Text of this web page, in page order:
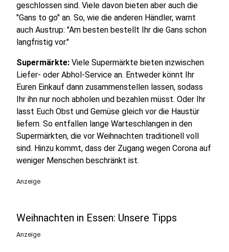
geschlossen sind. Viele davon bieten aber auch die
"Gans to go" an. So, wie die anderen Händler, warnt
auch Austrup: "Am besten bestellt Ihr die Gans schon
langfristig vor."
Supermärkte: Viele Supermärkte bieten inzwischen
Liefer- oder Abhol-Service an. Entweder könnt Ihr
Euren Einkauf dann zusammenstellen lassen, sodass
Ihr ihn nur noch abholen und bezahlen müsst. Oder Ihr
lasst Euch Obst und Gemüse gleich vor die Haustür
liefern. So entfallen lange Warteschlangen in den
Supermärkten, die vor Weihnachten traditionell voll
sind. Hinzu kommt, dass der Zugang wegen Corona auf
weniger Menschen beschränkt ist.
Anzeige
Weihnachten in Essen: Unsere Tipps
Anzeige